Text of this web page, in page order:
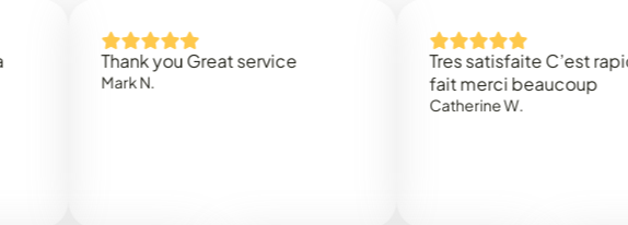
Thank you Great service
Tres satisfaite C’est rapidement
fait merci beaucoup
Catherine W.